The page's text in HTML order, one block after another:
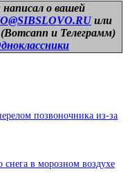
о вашей
или
(Вотсапп и Телеграмм)
позвоночника из-за
в морозном воздухе